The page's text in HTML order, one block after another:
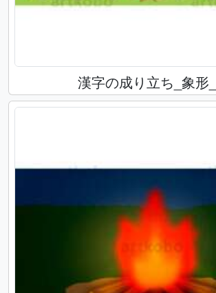
漢字の成り立ち_象形